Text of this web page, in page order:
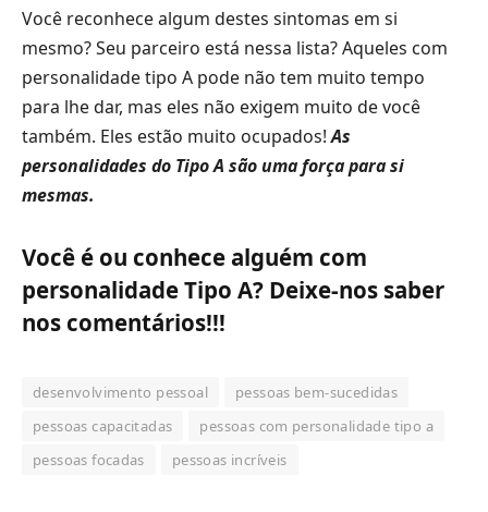
Você reconhece algum destes sintomas em si
mesmo? Seu parceiro está nessa lista? Aqueles com
personalidade tipo A pode não tem muito tempo
para lhe dar, mas eles não exigem muito de você
também. Eles estão muito ocupados!As
personalidades do Tipo A são uma força para si
mesmas.
Você é ou conhece alguém com
personalidade Tipo A? Deixe-nos saber
nos comentários!!!
desenvolvimento pessoal
pessoas bem-sucedidas
pessoas capacitadas
pessoas com personalidade tipo a
pessoas focadas
pessoas incríveis